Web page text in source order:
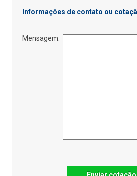
Informações de contato ou
Mensagem: